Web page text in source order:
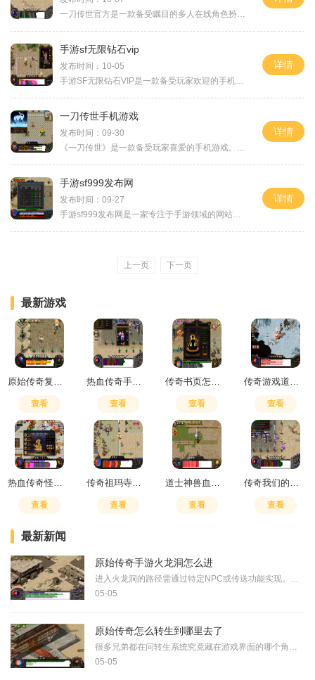
一刀传世官方是一款备受瞩目的多人在线角色扮演游戏，其独特的游戏设定和精心打磨的玩法吸引了众多玩家的关注。在这款游戏中，玩家将扮演一个有着传说中绝世武功的大侠，踏上一段传奇之旅。一刀传世官方着重于还原古代的江湖世界，游戏地图广阔，各种名山大川、古战场、天坛地宫等传统文化元素构成了游戏的背景，为玩家们提供了一个真实感觉的江湖世界。无论是在顶峰的天山上踏雪寻青草，还是在奔腾的黄河畔演武修行，玩家们都能感受到浓厚的仙侠氛围和古代风光。一刀传世官方的游戏玩法多样，为玩家们提供了许多全新...
手游sf无限钻石vip
发布时间：10-05
手游SF无限钻石VIP是一款备受玩家欢迎的手机游戏。游戏中玩家可以通过完成特定任务和挑战来获得无限钻石VIP，并享受更多的游戏特权和福利。游戏可以在手机上免费下载和安装。一旦进入游戏，玩家可以创建自己的角色并进行个性化的习得和装备选择。游戏中有多种游戏模式可供选择，包括单人模式、多人对战模式和合作模式等。在单人模式中，玩家可以根据游戏提供的任务线索和指引来完成任务。通过击败敌人和收集宝藏，玩家可以积累经验值和无限钻石。随着等级的提升，玩家可以解锁新的技能和装备，提高自己的实力...
详情
一刀传世手机游戏
发布时间：09-30
《一刀传世》是一款备受玩家喜爱的手机游戏。它以古风为背景，充满了热血战斗和华丽技能展示，让人留连忘返。现在，让我们来了解一下这款游戏的具体玩法。我们来介绍一下《一刀传世》的职业系统。游戏中有四个不同的职业，分别是剑侠、破军、鬼谷和神翼。每个职业都有着独特的技能和特点，玩家可以根据自己的喜好选择合适的职业。剑侠擅长近战输出，破军拥有强大的AOE技能，鬼谷则擅长远程输出和控制技能，神翼则以治疗和辅助为主。不同职业之间的互补性和合作性，给玩家带来了丰富的战斗策略和团队合作的乐趣。除...
详情
手游sf999发布网
发布时间：09-27
手游sf999发布网是一家专注于手游领域的网站，致力于向玩家提供最全面的游戏资讯和最专业的游戏攻略。这个网站成立于2010年，至今已经发展成为国内最受欢迎的手游资讯平台之一。手游sf999发布网以其丰富的内容和深度的解读而受到玩家们的喜爱。无论是最新上线的游戏还是经典老游戏，网站上都有详细的介绍。玩家们可以在这里找到各类游戏的全面评测和攻略，帮助他们更好地了解游戏内容和玩法。在手游sf999发布网上，玩家们可以轻松找到自己喜爱的游戏。网站上列举了各类热门游戏，包括角色扮演、动...
详情
上一页 下一页
最新游戏
原始传奇复活戒指多久复活一次
查看
热血传奇手游虹魔手镯怎么合成
查看
传奇书页怎么换技能书
查看
传奇游戏道士应该带什么装备
查看
热血传奇怪物等级有什么用
查看
传奇祖玛寺庙入口怎么去最方便
查看
道士神兽血量与等级
查看
传奇我们的沙城石墓阵下七层走法
查看
最新新闻
原始传奇手游火龙洞怎么进
进入火龙洞的路径需通过特定NPC或传送功能实现。在游戏主界面找到传送员提示，选择火龙洞地图选项进行传送，这是最为直接的方式。传送后玩家将抵达火龙洞第一层，即火龙洞窟区域。部分服务器中，火龙洞入口位于蜈蚣洞内部通道，坐标为31-191的NPC处，与之对话即可进入。某些情况下需完成前置任务，例如在白日门天尊处获得龙魂气息后，队长可将整个队伍传送至火龙神殿。这些进入方式需根据服务器具体设置进行选择。火龙洞内部结构分为三层，各层之间存在明确坐标连接。第一层火龙洞窟坐标为19:218，...
05-05
原始传奇怎么转生到哪里去了
很多兄弟都在问转生系统究竟藏在游戏界面的哪个角落。其实当咱们的等级达到要求后，转生功能就会自动解锁。具体的入口就在角色面板里，你点开角色界面后，会发现在角色形象旁边有一个专门的转生按钮，点击这个按钮就能进入转生界面开始操作了。这个功能对咱们提升实力特别重要，因为它能大幅增强角色的基础属性，相当于给角色来一次脱胎换骨的变化。开启转生功能，首先得满足等级条件。有说法是五十级就能开启第一次转生，也有资料显示需要达到八十级。达到这个门槛后，系统会自动解锁转生功能，接下来就需要准备一些...
05-05